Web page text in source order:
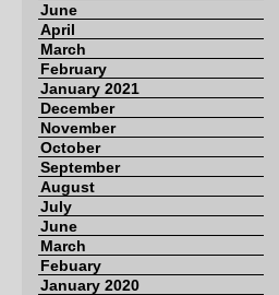
June
April
March
February
January 2021
December
November
October
September
August
July
June
March
Febuary
January 2020